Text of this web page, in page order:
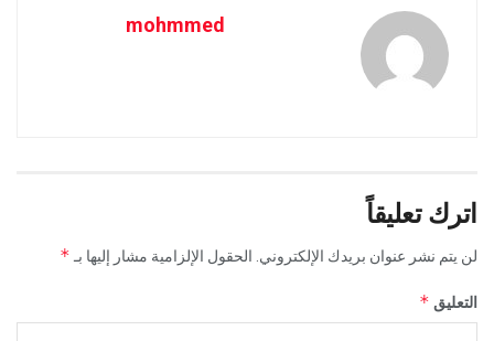
mohmmed
اترك تعليقاً
لن يتم نشر عنوان بريدك الإلكتروني. الحقول الإلزامية مشار إليها بـ *
التعليق *